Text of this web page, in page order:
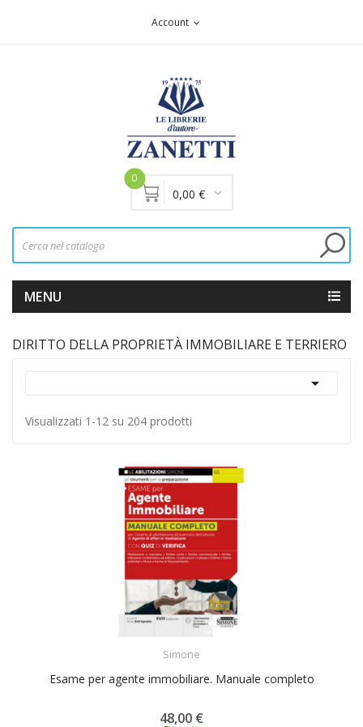
Account expand_more
0
0,00 €
MENU
DIRITTO DELLA PROPRIETÀ IMMOBILIARE E TERRIERO

Visualizzati 1-12 su 204 prodotti
Simone
Esame per agente immobiliare. Manuale completo
48,00 €